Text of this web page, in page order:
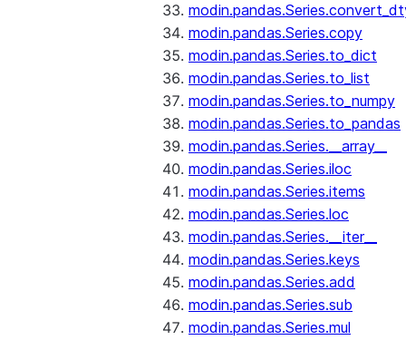
modin.pandas.Series.copy
modin.pandas.Series.to_dict
modin.pandas.Series.to_list
modin.pandas.Series.to_numpy
modin.pandas.Series.to_pandas
modin.pandas.Series.__array__
modin.pandas.Series.iloc
modin.pandas.Series.items
modin.pandas.Series.loc
modin.pandas.Series.__iter__
modin.pandas.Series.keys
modin.pandas.Series.add
modin.pandas.Series.sub
modin.pandas.Series.mul